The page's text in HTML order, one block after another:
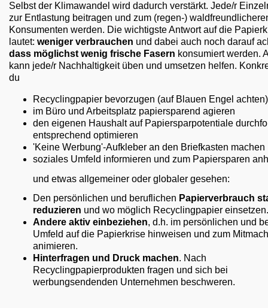
Selbst der Klimawandel wird dadurch verstärkt. Jede/r
zur Entlastung beitragen und zum (regen-)
Konsumenten werden. Die wichtigste Antwort auf die
lautet: weniger verbrauchen und dabei auch noch darauf
dass möglichst wenig frische Fasern konsumiert werden.
kann jede/r Nachhaltigkeit üben und umsetzen helfen.
du
Recyclingpapier bevorzugen (auf Blauen Engel achten)
im Büro und Arbeitsplatz papiersparend agieren
den eigenen Haushalt auf Papiersparpotentiale
entsprechend optimieren
'Keine Werbung'-Aufkleber an den Briefkasten machen
soziales Umfeld informieren und zum Papiersparen
und etwas allgemeiner oder globaler gesehen:
Den persönlichen und beruflichen Papierverbrauch
reduzieren und wo möglich Recyclingpapier einsetzen.
Andere aktiv einbeziehen, d.h. im persönlichen und
Umfeld auf die Papierkrise hinweisen und zum
animieren.
Hinterfragen und Druck machen. Nach
Recyclingpapierprodukten fragen und sich bei
werbungsendenden Unternehmen beschweren.